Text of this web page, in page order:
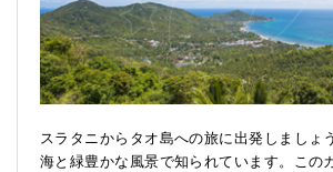
スラタニからタオ島への旅に出発しましょ
海と緑豊かな風景で知られています。この